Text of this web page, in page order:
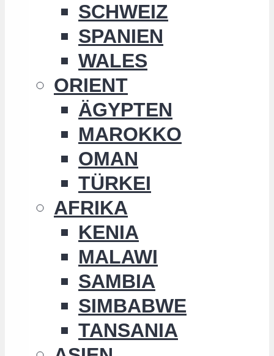
SCHWEIZ
SPANIEN
WALES
ORIENT
ÄGYPTEN
MAROKKO
OMAN
TÜRKEI
AFRIKA
KENIA
MALAWI
SAMBIA
SIMBABWE
TANSANIA